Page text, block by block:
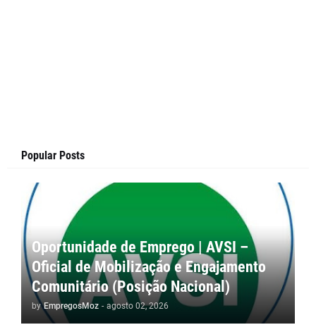
Popular Posts
Oportunidade de Emprego | AVSI –
Oficial de Mobilização e Engajamento
Comunitário (Posição Nacional)
by EmpregosMoz - agosto 02, 2026